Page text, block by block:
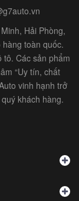
Hải Phòng,
toàn quốc.
tô. Các sản phẩm
“Uy tín, chất
vinh hạnh trở
khách hàng.